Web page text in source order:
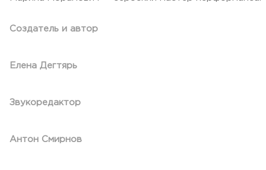
Создатель и автор
Елена Дегтярь
Звукоредактор
Антон Смирнов